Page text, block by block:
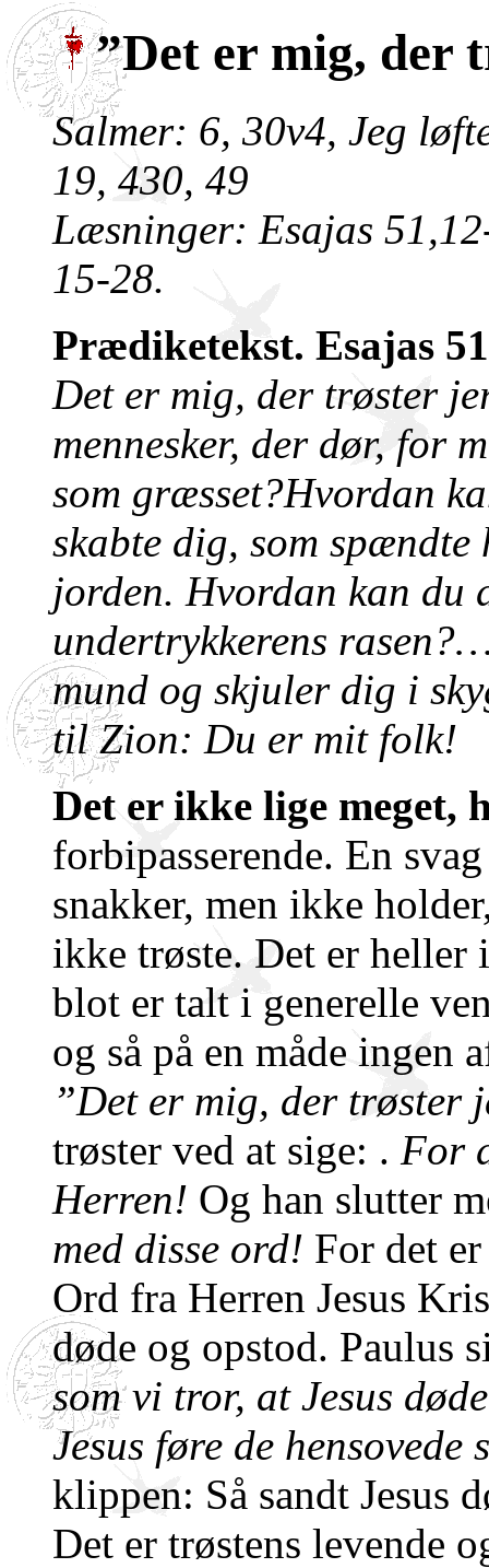
”Det er mig, der
Salmer: 6, 30v4, Jeg
19, 430, 49
Læsninger: Esajas
15-28.
Prædiketekst. Esajas
Det er mig, der trøster
mennesker, der dør, for
som græsset?Hvordan
skabte dig, som
jorden. Hvordan kan du
undertrykkerens rasen?…
mund og skjuler dig i
til Zion: Du er mit folk!
Det er ikke lige meget,
forbipasserende. En
snakker, men ikke
ikke trøste. Det er heller
blot er talt i generelle
og så på en måde ingen
”Det er mig, der trøster
trøster ved at sige: . For
Herren! Og han slutter
med disse ord! For det
Ord fra Herren Jesus
døde og opstod. Paulus
som vi tror, at Jesus
Jesus føre de hensovede
klippen: Så sandt Jesus
Det er trøstens levende